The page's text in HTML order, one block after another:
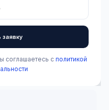
PV
соглашаетесь с политикой